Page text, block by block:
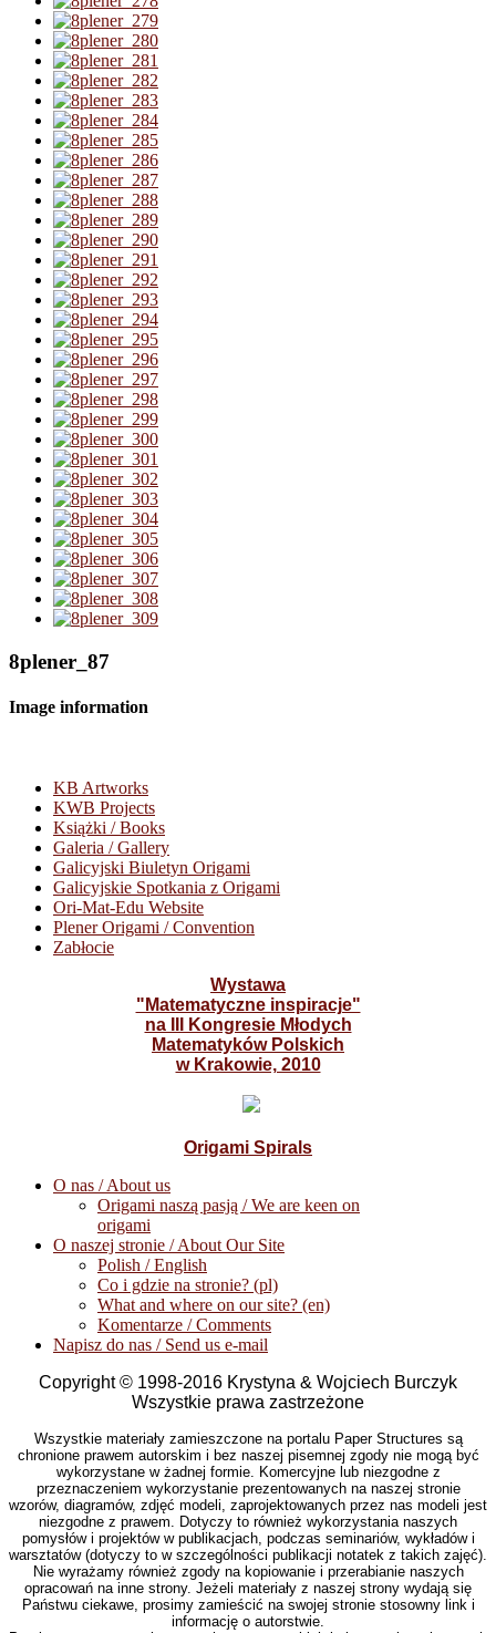
8plener_87
Image information
KB Artworks
KWB Projects
Książki / Books
Galeria / Gallery
Galicyjski Biuletyn Origami
Galicyjskie Spotkania z Origami
Ori-Mat-Edu Website
Plener Origami / Convention
Zabłocie
Wystawa
"Matematyczne inspiracje"
na III Kongresie Młodych
Matematyków Polskich
w Krakowie, 2010
Origami Spirals
O nas / About us
Origami naszą pasją / We are keen on
origami
O naszej stronie / About Our Site
Polish / English
Co i gdzie na stronie? (pl)
What and where on our site? (en)
Komentarze / Comments
Napisz do nas / Send us e-mail
Copyright © 1998-2016 Krystyna & Wojciech Burczyk
Wszystkie prawa zastrzeżone
Wszystkie materiały zamieszczone na portalu Paper Structures są
chronione prawem autorskim i bez naszej pisemnej zgody nie mogą być
wykorzystane w żadnej formie. Komercyjne lub niezgodne z
przeznaczeniem wykorzystanie prezentowanych na naszej stronie
wzorów, diagramów, zdjęć modeli, zaprojektowanych przez nas modeli jest
niezgodne z prawem. Dotyczy to również wykorzystania naszych
pomysłów i projektów w publikacjach, podczas seminariów, wykładów i
warsztatów (dotyczy to w szczególności publikacji notatek z takich zajęć).
Nie wyrażamy również zgody na kopiowanie i przerabianie naszych
opracowań na inne strony. Jeżeli materiały z naszej strony wydają się
Państwu ciekawe, prosimy zamieścić na swojej stronie stosowny link i
informację o autorstwie.